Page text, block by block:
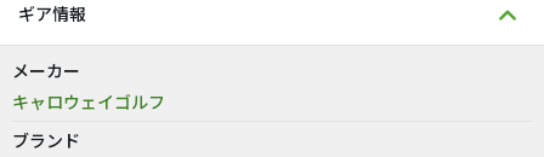
ギア情報
メーカー
キャロウェイゴルフ
ブランド